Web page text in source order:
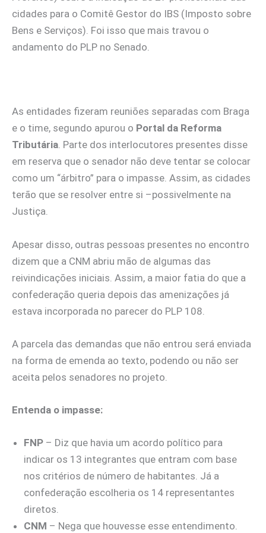
cidades para o Comitê Gestor do IBS (Imposto sobre
Bens e Serviços). Foi isso que mais travou o
andamento do PLP no Senado.
As entidades fizeram reuniões separadas com Braga
e o time, segundo apurou o Portal da Reforma
Tributária. Parte dos interlocutores presentes disse
em reserva que o senador não deve tentar se colocar
como um “árbitro” para o impasse. Assim, as cidades
terão que se resolver entre si –possivelmente na
Justiça.
Apesar disso, outras pessoas presentes no encontro
dizem que a CNM abriu mão de algumas das
reivindicações iniciais. Assim, a maior fatia do que a
confederação queria depois das amenizações já
estava incorporada no parecer do PLP 108.
A parcela das demandas que não entrou será enviada
na forma de emenda ao texto, podendo ou não ser
aceita pelos senadores no projeto.
Entenda o impasse:
FNP – Diz que havia um acordo político para
indicar os 13 integrantes que entram com base
nos critérios de número de habitantes. Já a
confederação escolheria os 14 representantes
diretos.
CNM – Nega que houvesse esse entendimento.